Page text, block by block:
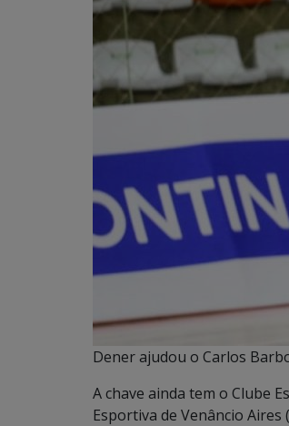
Dener ajudou o Carlos
A chave ainda tem o Clube
Esportiva de Venâncio